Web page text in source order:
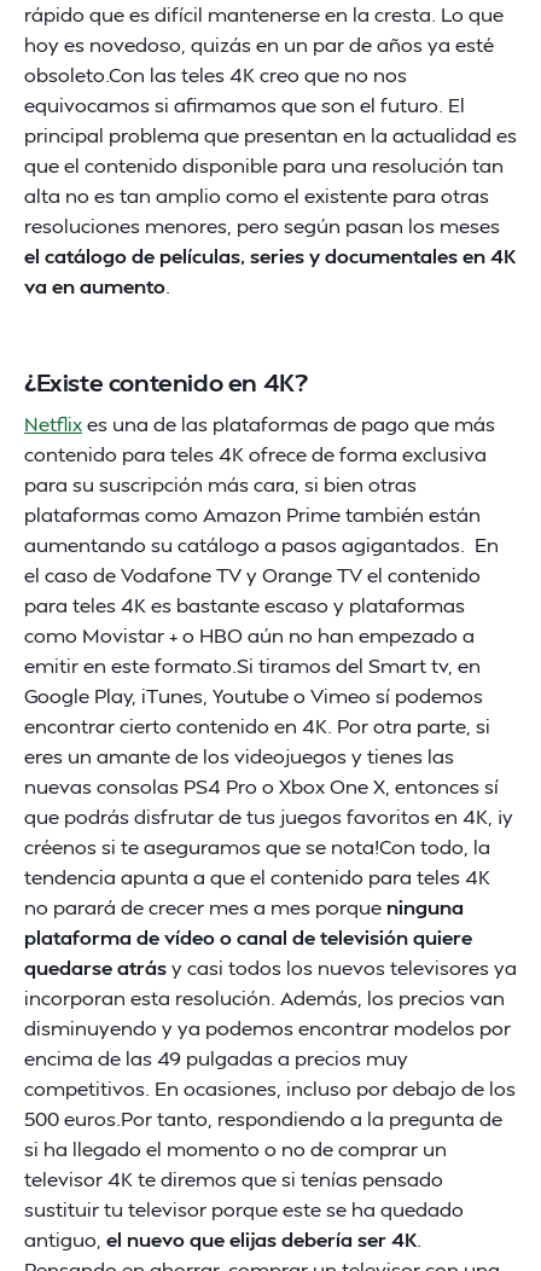
rápido que es difícil mantenerse en la cresta. Lo que
hoy es novedoso, quizás en un par de años ya esté
obsoleto.Con las teles 4K creo que no nos
equivocamos si afirmamos que son el futuro. El
principal problema que presentan en la actualidad es
que el contenido disponible para una resolución tan
alta no es tan amplio como el existente para otras
resoluciones menores, pero según pasan los meses
el catálogo de películas, series y documentales en 4K
va en aumento
¿Existe contenido en 4K?
Netflixes una de las plataformas de pago que más
contenido para teles 4K ofrece de forma exclusiva
para su suscripción más cara, si bien otras
plataformas como Amazon Prime también están
aumentando su catálogo a pasos agigantados. En
el caso de Vodafone TV y Orange TV el contenido
para teles 4K es bastante escaso y plataformas
como Movistar + o HBO aún no han empezado a
emitir en este formato.Si tiramos del Smart tv, en
Google Play, iTunes, Youtube o Vimeo sí podemos
encontrar cierto contenido en 4K. Por otra parte, si
eres un amante de los videojuegos y tienes las
nuevas consolas PS4 Pro o Xbox One X, entonces sí
que podrás disfrutar de tus juegos favoritos en 4K, ¡y
créenos si te aseguramos que se nota!Con todo, la
tendencia apunta a que el contenido para teles 4K
no parará de crecer mes a mes porque ninguna
plataforma de vídeo o canal de televisión quiere
quedarse atrásy casi todos los nuevos televisores ya
incorporan esta resolución. Además, los precios van
disminuyendo y ya podemos encontrar modelos por
encima de las 49 pulgadas a precios muy
competitivos. En ocasiones, incluso por debajo de los
500 euros.Por tanto, respondiendo a la pregunta de
si ha llegado el momento o no de comprar un
televisor 4K te diremos que si tenías pensado
sustituir tu televisor porque este se ha quedado
antiguo, el nuevo que elijas debería ser 4K